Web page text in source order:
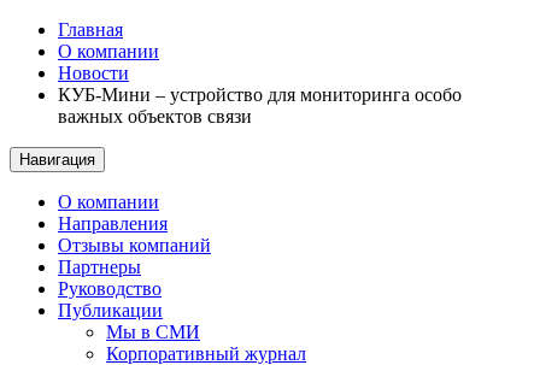
Главная
О компании
Новости
КУБ-Мини – устройство для мониторинга особо
важных объектов связи
Навигация
О компании
Направления
Отзывы компаний
Партнеры
Руководство
Публикации
Мы в СМИ
Корпоративный журнал